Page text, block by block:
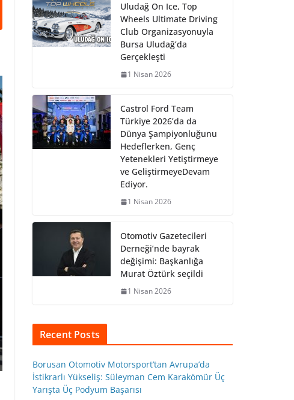
Uludağ On Ice, Top
Wheels Ultimate Driving
Club Organizasyonuyla
Bursa Uludağ’da
Gerçekleşti
1 Nisan 2026
Castrol Ford Team
Türkiye 2026’da da
Dünya Şampiyonluğunu
Hedeflerken, Genç
Yetenekleri Yetiştirmeye
ve GeliştirmeyeDevam
Ediyor.
1 Nisan 2026
Otomotiv Gazetecileri
Derneği’nde bayrak
değişimi: Başkanlığa
Murat Öztürk seçildi
1 Nisan 2026
Recent Posts
Borusan Otomotiv Motorsport’tan Avrupa’da
İstikrarlı Yükseliş: Süleyman Cem Karakömür Üç
Yarışta Üç Podyum Başarısı